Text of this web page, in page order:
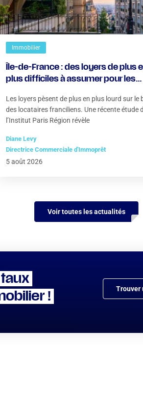
Immobilier
Île-de-France : des loyers de plus
plus difficiles à assumer pour les
Les loyers pèsent de plus en plus lourd sur le
des locataires franciliens. Une récente étude
l’Institut Paris Région révèle
Diane Levy
Directrice Commerciale d'Immoprêt
5 août 2026
Voir toutes les actualités
taux
!
Trouver